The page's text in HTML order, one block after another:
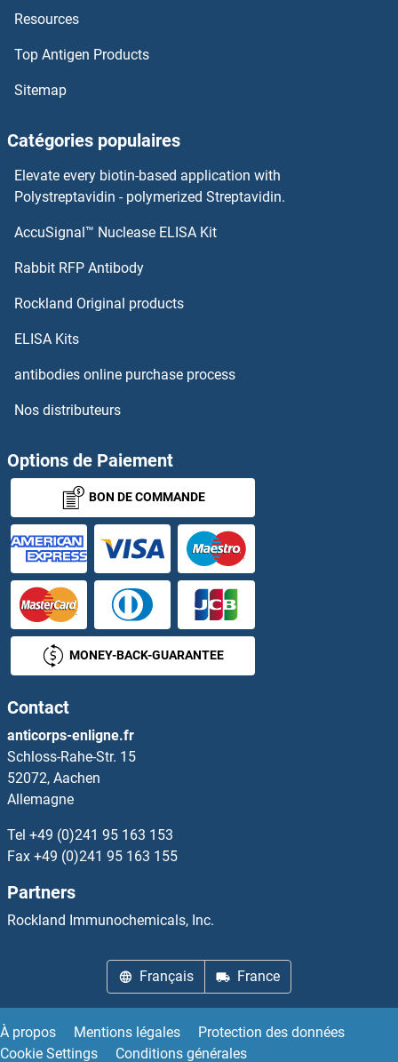
Syntaxin 12 Anticorps
Syntaxin 11 Anticorps
Syntaphilin Anticorps
Syntabulin (Syntaxin-Interacting) Anticorps
SYNRG Anticorps
SYT16 Anticorps
SYT17 Anticorps
SYT2 Anticorps
SYT4 Anticorps
SYT6 Anticorps
SYT7 Anticorps
SYT8 Anticorps
SYT9 Anticorps
SYTL1 Anticorps
SYTL2 Anticorps
SYTL3 Anticorps
SYTL4 Anticorps
SYTL5 Anticorps
T Brachyury Protein Anticorps
Resources
Top Antigen Products
Sitemap
Catégories populaires
Elevate every biotin-based application with
Polystreptavidin - polymerized Streptavidin.
AccuSignal™ Nuclease ELISA Kit
Rabbit RFP Antibody
Rockland Original products
ELISA Kits
antibodies online purchase process
Nos distributeurs
Options de Paiement
BON DE COMMANDE
MONEY-BACK-GUARANTEE
Contact
anticorps-enligne.fr
Schloss-Rahe-Str. 15
52072, Aachen
Allemagne
Tel +49 (0)241 95 163 153
Fax +49 (0)241 95 163 155
Partners
Rockland Immunochemicals, Inc.
Français France
À propos Mentions légales
Protection des données
Cookie Settings
Conditions générales